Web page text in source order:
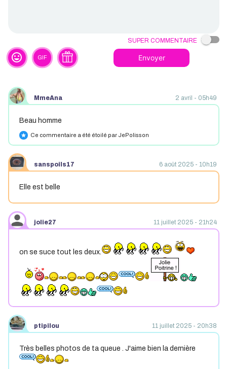
tag_faces GIF
Super commentaire
Envoyer
MmeAna 2 avril - 05h49
Beau homme
star Ce commentaire a été étoilé par JePolisson
sanspoils17 6 août 2025 - 10h19
Elle est belle
jolie27 11 juillet 2025 - 21h24
on se suce tout les deux.
ptipilou 11 juillet 2025 - 20h38
Très belles photos de ta queue . J'aime bien la dernière